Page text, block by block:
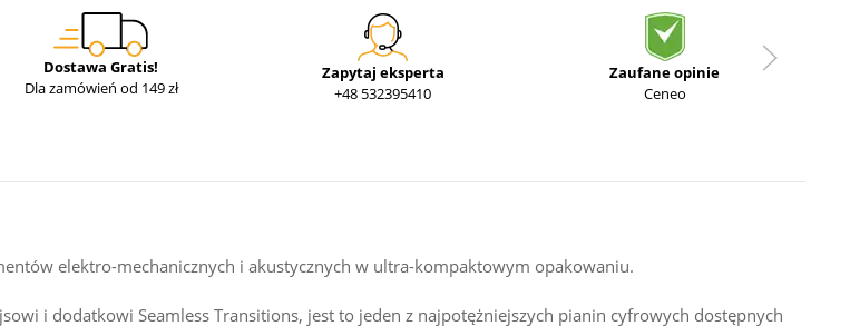
Dostawa Gratis!
Dla zamówień od 149 zł
Zapytaj eksperta
+48 532395410
Zaufane opinie
Ceneo
elektro-mechanicznych i akustycznych w ultra-kompaktowym opakowaniu.
i dodatkowi Seamless Transitions, jest to jeden z najpotężniejszych pianin cyfrowych dostępnych